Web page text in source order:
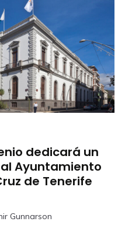
dedicará un
Ayuntamiento
de Tenerife
Gunnarson